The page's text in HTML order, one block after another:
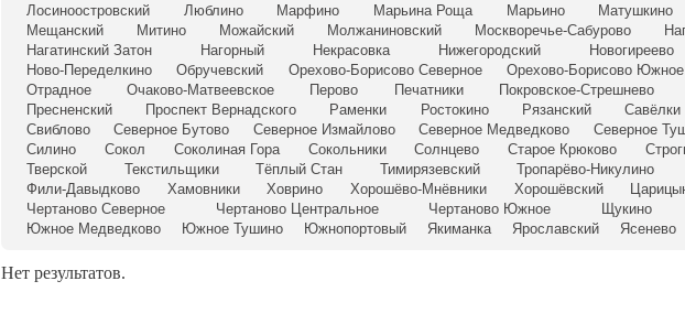
Лосиноостровский
Люблино Марфино Марьина Роща Марьино Матушкино
Мещанский
Митино Можайский Молжаниновский Москворечье-Сабурово
Нагатинский Затон
Нагорный Некрасовка Нижегородский Новогиреево
Ново-Переделкино
Обручевский Орехово-Борисово Северное Орехово-Борисово Южное
Отрадное
Очаково-Матвеевское Перово Печатники Покровское-Стрешнево
Пресненский
Проспект Вернадского Раменки Ростокино Рязанский Савёлки
Свиблово
Северное Бутово Северное Измайлово Северное Медведково Северное
Силино
Сокол Соколиная Гора Сокольники Солнцево Старое Крюково
Тверской
Текстильщики Тёплый Стан Тимирязевский Тропарёво-Никулино
Фили-Давыдково
Хамовники Ховрино Хорошёво-Мнёвники Хорошёвский
Чертаново Северное
Чертаново Центральное Чертаново Южное Щукино
Южное Медведково
Южное Тушино Южнопортовый Якиманка Ярославский Ясенево
Нет результатов.